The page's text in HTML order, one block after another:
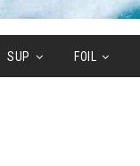
SUP FOIL